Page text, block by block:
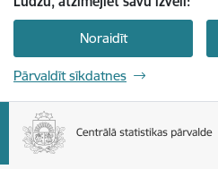
Noraidīt
Pārvaldīt sīkdatnes